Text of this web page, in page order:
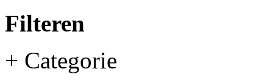
Filteren
+ Categorie